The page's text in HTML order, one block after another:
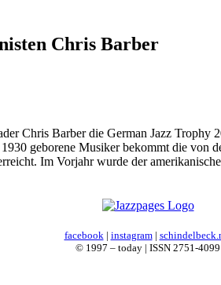
Chris Barber
Chris Barber die German Jazz
geborene Musiker bekommt die
Im Vorjahr wurde der
facebook | instagram|
© 1997 – today | ISSN 2751-4099